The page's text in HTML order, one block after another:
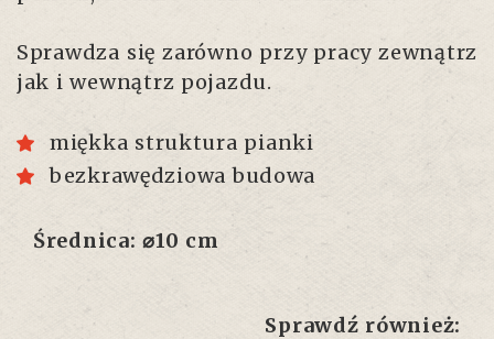
Sprawdza się zarówno przy pracy zewnątrz
jak i wewnątrz pojazdu.
miękka struktura pianki
bezkrawędziowa budowa
Średnica: ⌀10 cm
Sprawdź również: